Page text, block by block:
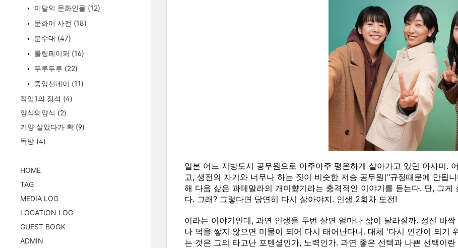
이달의 문화인물 (12)
문화어 사전 (18)
분수대 (47)
롤링페이퍼 (16)
두루두루 (22)
중앙선데이 (11)
작업1의 정석 (4)
양식의양식 (2)
기양 살았다가 확 (9)
독방 (4)
HOME
TAG
MEDIA LOG
LOCATION LOG
GUEST BOOK
ADMIN
일본 어느 지방도시 공무원으로 아주아주 평온하게 살아가고 있던 아사미.
고, 생전의 자기와 너무나 하는 짓이 비슷한 저승 공무원("규정때문에 안됩
해 다음 삶은 과테말라의 개미햝기라는 충격적인 이야기를 듣는다. 단, 그
다. 그래? 그렇다면 당연히 다시 살아야지. 인생 2회차 도전!
이라는 이야기인데, 과연 인생을 두번 살면 얼마나 삶이 달라질까. 정신 바
나 덕을 쌓지 않으면 미물이 되어 다시 태어난다니. 대체 '다시 인간이 되기
는 것은 그의 타고난 포텐셜인가, 노력인가. 과연 좋은 선택과 나쁜 선택이